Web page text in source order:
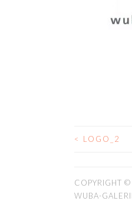
< LOGO_2
COPYRIGHT
WUBA-